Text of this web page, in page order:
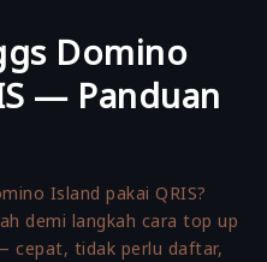
Domino
— Panduan
Island pakai QRIS?
demi langkah cara top up
cepat, tidak perlu daftar,